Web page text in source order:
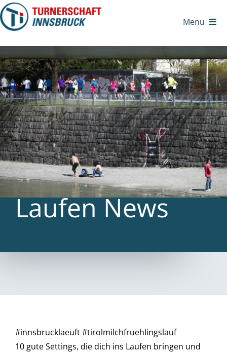
Zum
Inhalt
Menu
Laufen News
#innsbrucklaeuft #tirolmilchfruehlingslauf
10 gute Settings, die dich ins Laufen bringen und